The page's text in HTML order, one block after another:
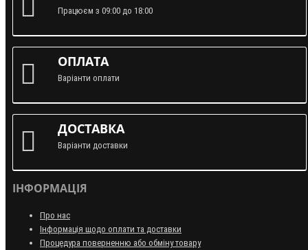
Працюєм з 09:00 до 18:00
ОПЛАТА
Варіанти оплати
ДОСТАВКА
Варіанти доставки
ІНФОРМАЦІЯ
Про нас
Інформація щодо оплати та доставки
Процедура поверненню або обміну товару